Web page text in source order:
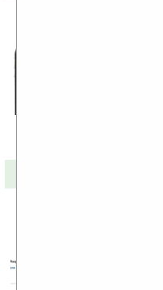
Вчера
от
система